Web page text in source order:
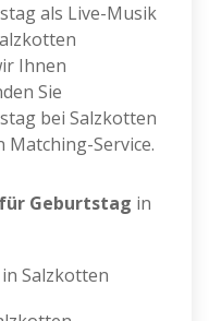
als Live-Musik
Ihnen
Sie
bei Salzkotten
Matching-Service.
Geburtstag in
in Salzkotten